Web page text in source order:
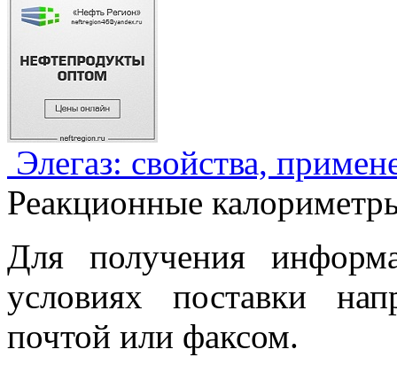
Элегаз: свойства,
Реакционные
Для получения
условиях поставки
почтой или факсом.